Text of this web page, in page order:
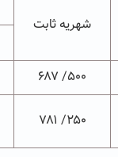
شهریه ثابت
۵۰۰/ ۶۸۷
۲۵۰/ ۷۸۱